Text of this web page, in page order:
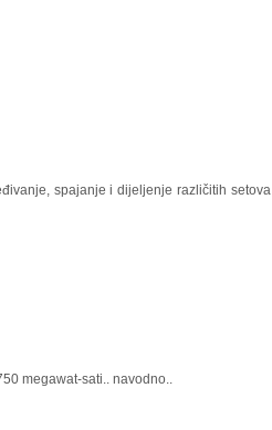
spajanje i dijeljenje različitih setova
megawat-sati.. navodno..